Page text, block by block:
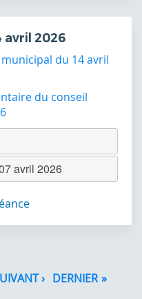
avril 2026
du 14 avril
du conseil
avril 2026
›PAGE
DERNIER »